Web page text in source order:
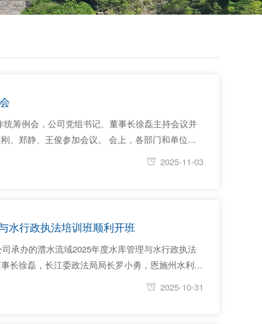
筹例会，公司党组书记、董事长徐磊主持会议并
、郑静、王俊参加会议。 会上，各部门和单位汇
报了10月份重点工作督办情况及11月重点工作计
2025-11-03
水行政执法培训班顺利开班
承办的澧水流域2025年度水库管理与水行政执法
长徐磊，长江委政法局局长罗小勇，恩施州水利和
司党组成员、副总经理郑静主持开班仪式。 罗小
2025-10-31